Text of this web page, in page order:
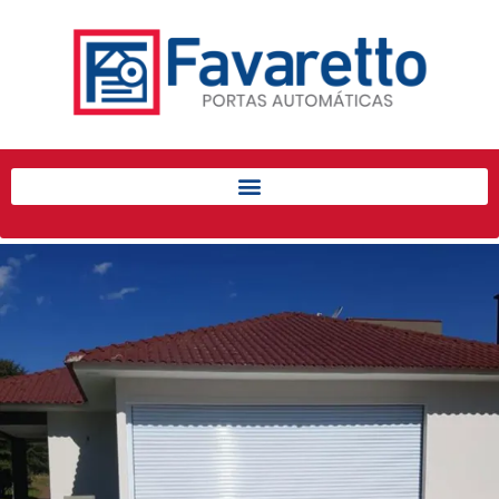
Porta de Enrolar Automática
Automatizadores
Acessórios Para Portas de
Pintura eletrostática
Portfólio
Contato